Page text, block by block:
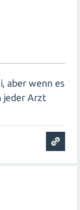
weitere
besten
darüber und
hat
Outing
aber wenn es
jeder Arzt